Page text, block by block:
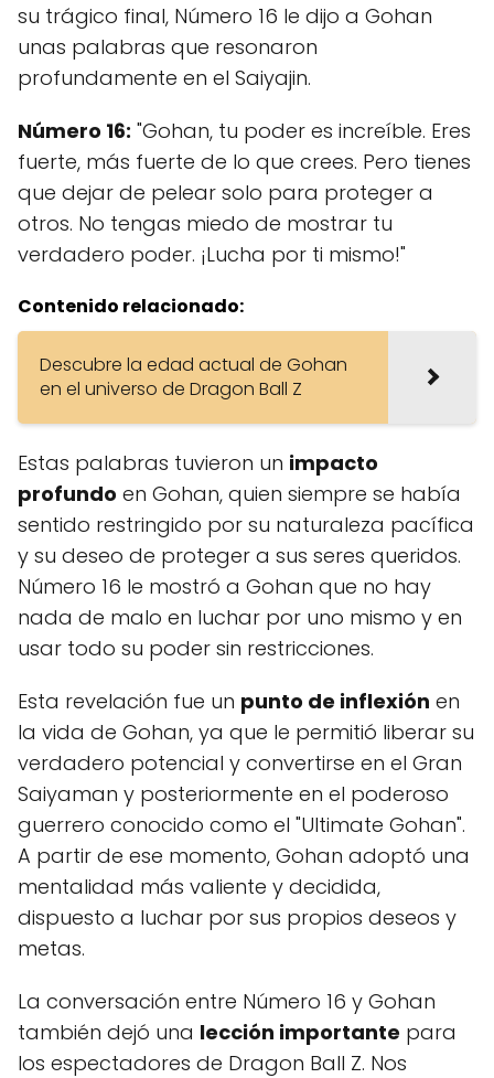
su trágico final, Número 16 le dijo a Gohan
unas palabras que resonaron
profundamente en el Saiyajin.
Número 16: "Gohan, tu poder es increíble. Eres
fuerte, más fuerte de lo que crees. Pero tienes
que dejar de pelear solo para proteger a
otros. No tengas miedo de mostrar tu
verdadero poder. ¡Lucha por ti mismo!"
Contenido relacionado:
Descubre la edad actual de Gohan
en el universo de Dragon Ball Z
Estas palabras tuvieron un impacto
profundo en Gohan, quien siempre se había
sentido restringido por su naturaleza pacífica
y su deseo de proteger a sus seres queridos.
Número 16 le mostró a Gohan que no hay
nada de malo en luchar por uno mismo y en
usar todo su poder sin restricciones.
Esta revelación fue un punto de inflexión en
la vida de Gohan, ya que le permitió liberar su
verdadero potencial y convertirse en el Gran
Saiyaman y posteriormente en el poderoso
guerrero conocido como el "Ultimate Gohan".
A partir de ese momento, Gohan adoptó una
mentalidad más valiente y decidida,
dispuesto a luchar por sus propios deseos y
metas.
La conversación entre Número 16 y Gohan
también dejó una lección importante para
los espectadores de Dragon Ball Z. Nos